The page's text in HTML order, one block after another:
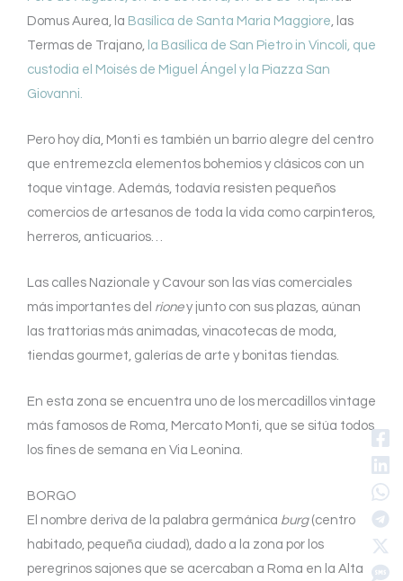
Domus Aurea, la Basílica de Santa Maria Maggiore, las
Termas de Trajano, la Basílica de San Pietro in Vincoli, que
custodia el Moisés de Miguel Ángel y la Piazza San
Giovanni.
Pero hoy día, Monti es también un barrio alegre del centro
que entremezcla elementos bohemios y clásicos con un
toque vintage. Además, todavía resisten pequeños
comercios de artesanos de toda la vida como carpinteros,
herreros, anticuarios…
Las calles Nazionale y Cavour son las vías comerciales
más importantes del rioney junto con sus plazas, aúnan
las trattorias más animadas, vinacotecas de moda,
tiendas gourmet, galerías de arte y bonitas tiendas.
En esta zona se encuentra uno de los mercadillos vintage
más famosos de Roma, Mercato Monti, que se sitúa todos
los fines de semana en Via Leonina.
BORGO
El nombre deriva de la palabra germánica burg(centro
habitado, pequeña ciudad), dado a la zona por los
peregrinos sajones que se acercaban a Roma en la Alta